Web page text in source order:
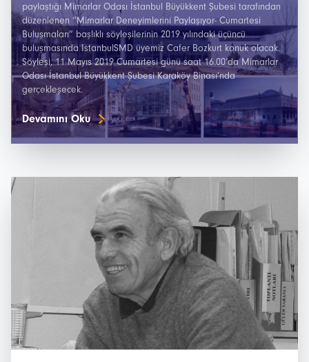
paylaştığı Mimarlar Odası İstanbul Büyükkent Şubesi tarafından
düzenlenen “Mimarlar Deneyimlerini Paylaşıyor- Cumartesi
Buluşmaları” başlıklı söyleşilerinin 2019 yılındaki üçüncü
buluşmasında IstanbulSMD üyemiz Cafer Bozkurt konuk olacak.
Söyleşi, 11 Mayıs 2019 Cumartesi günü saat 16.00’da Mimarlar
Odası İstanbul Büyükkent Şubesi Karaköy Binası’nda
gerçekleşecek.
Devamını Oku